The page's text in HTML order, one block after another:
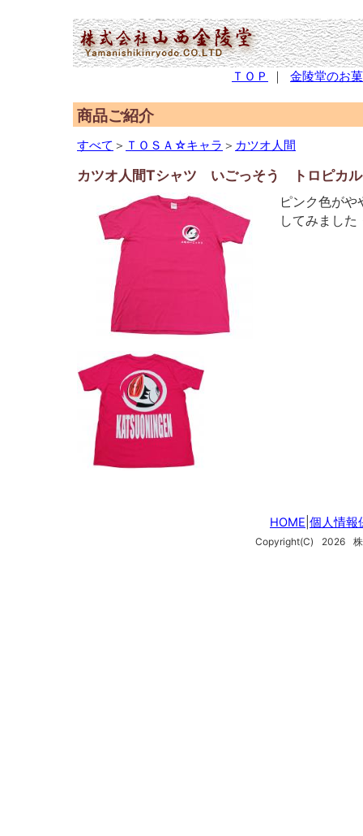
ＴＯＰ ｜ 金陵堂のお
商品ご紹介
すべて ＞ ＴＯＳＡ☆キャラ ＞ カツオ人間
カツオ人間Tシャツ いごっそう トロピカ
ピンク色が
してみました
HOME 個人情報
Copyright(C) 2026